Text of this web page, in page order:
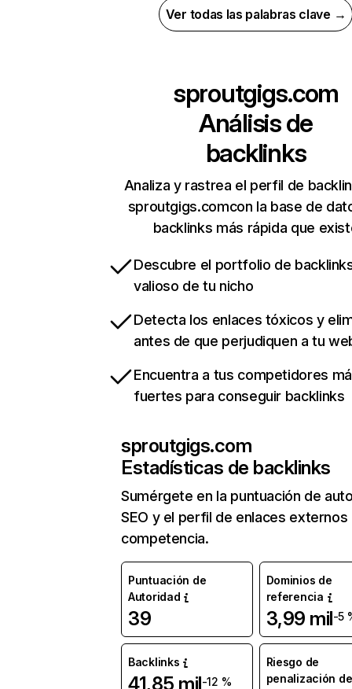
Ver todas las palabras clave →
sproutgigs.com
Análisis de
backlinks
Analiza y rastrea el perfil de
sproutgigs.comcon la base de
backlinks más rápida que
Descubre el portfolio de
valioso de tu nicho
Detecta los enlaces tóxicos y
antes de que perjudiquen a tu
Encuentra a tus competidores
fuertes para conseguir backlinks
sproutgigs.com
Estadísticas de backlinks
Sumérgete en la puntuación de
SEO y el perfil de enlaces externos
competencia.
Puntuación de
Autoridad
39
Dominios de
referencia
3,99 mil-5
Backlinks
41,85 mil-12 %
Riesgo de
penalización de